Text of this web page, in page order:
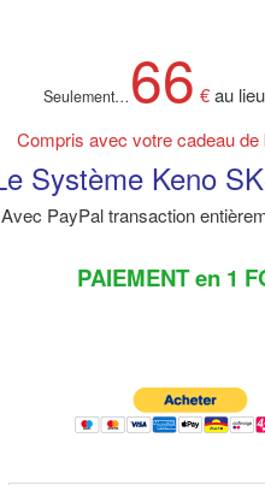
Seulement… 66 €au
Compris avec votre cadeau
Système Keno
Avec PayPal transaction
PAIEMENT en 1